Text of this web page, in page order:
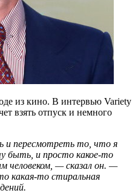
из кино. В интервью Variety
взять отпуск и немного
и пересмотреть то, что я
быть, и просто какое-то
человеком, — сказал он. —
какая-то стиральная